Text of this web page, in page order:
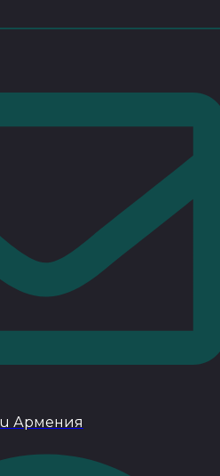
Армения